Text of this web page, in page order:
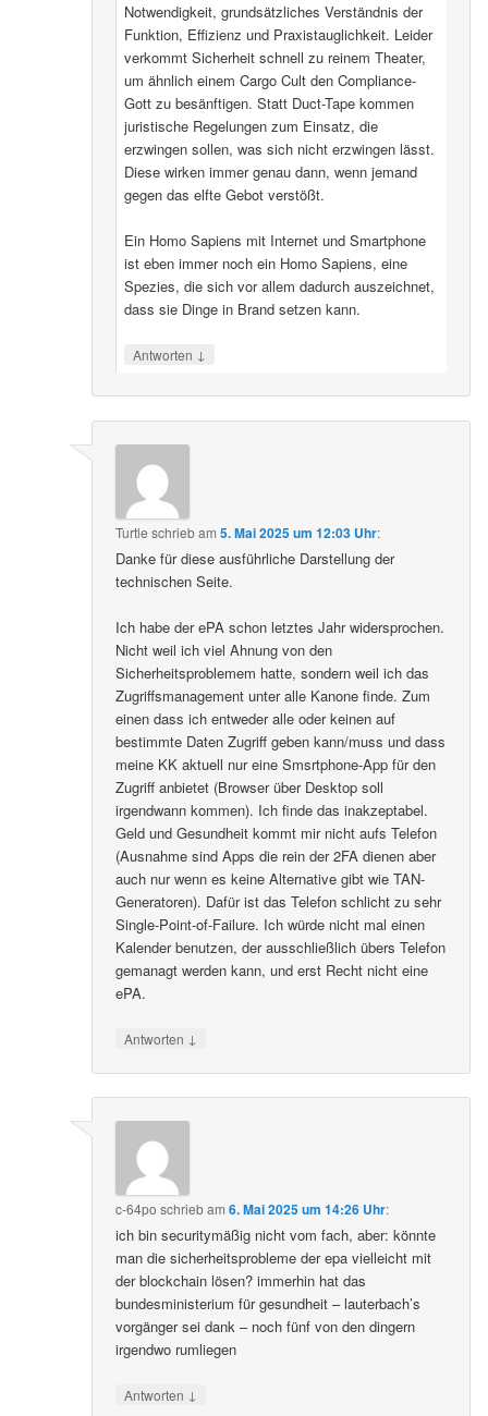
Notwendigkeit, grundsätzliches Verständnis der
Funktion, Effizienz und Praxistauglichkeit. Leider
verkommt Sicherheit schnell zu reinem Theater,
um ähnlich einem Cargo Cult den Compliance-
Gott zu besänftigen. Statt Duct-Tape kommen
juristische Regelungen zum Einsatz, die
erzwingen sollen, was sich nicht erzwingen lässt.
Diese wirken immer genau dann, wenn jemand
gegen das elfte Gebot verstößt.
Ein Homo Sapiens mit Internet und Smartphone
ist eben immer noch ein Homo Sapiens, eine
Spezies, die sich vor allem dadurch auszeichnet,
dass sie Dinge in Brand setzen kann.
Antworten ↓
Turtle schriebam5. Mai 2025 um 12:03 Uhr:
Danke für diese ausführliche Darstellung der
technischen Seite.
Ich habe der ePA schon letztes Jahr widersprochen.
Nicht weil ich viel Ahnung von den
Sicherheitsproblemem hatte, sondern weil ich das
Zugriffsmanagement unter alle Kanone finde. Zum
einen dass ich entweder alle oder keinen auf
bestimmte Daten Zugriff geben kann/muss und dass
meine KK aktuell nur eine Smsrtphone-App für den
Zugriff anbietet (Browser über Desktop soll
irgendwann kommen). Ich finde das inakzeptabel.
Geld und Gesundheit kommt mir nicht aufs Telefon
(Ausnahme sind Apps die rein der 2FA dienen aber
auch nur wenn es keine Alternative gibt wie TAN-
Generatoren). Dafür ist das Telefon schlicht zu sehr
Single-Point-of-Failure. Ich würde nicht mal einen
Kalender benutzen, der ausschließlich übers Telefon
gemanagt werden kann, und erst Recht nicht eine
ePA.
Antworten ↓
c-64po schriebam6. Mai 2025 um 14:26 Uhr:
ich bin securitymäßig nicht vom fach, aber: könnte
man die sicherheitsprobleme der epa vielleicht mit
der blockchain lösen? immerhin hat das
bundesministerium für gesundheit – lauterbach’s
vorgänger sei dank – noch fünf von den dingern
irgendwo rumliegen
Antworten ↓